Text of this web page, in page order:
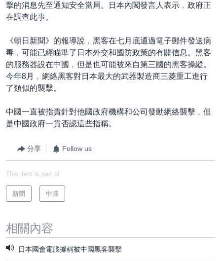
美國透視
廣播節目表
其他語言網站
擊的消息先至通知安全當局。日本內閣發言人表示﹐政府正
在調查此事。
《朝日新聞》的報導說﹐黑客在七月底通過電子郵件發送病
毒﹐可能已經瞄準了日本外交和國防政策的有關信息。黑客
的服務器設在中國﹐但是也可能被來自第三國的黑客操縱。
今年8月﹐網絡黑客對日本最大的武器製造商三菱重工進行
了類似的襲擊。
中國一直被指責針對他國政府機構和公司發動網絡襲擊﹐但
是中國政府一貫否認這些指稱。
分享 Follow us
This item is part of
新聞 中國
相關內容
日本國會電腦據稱被中國黑客襲擊